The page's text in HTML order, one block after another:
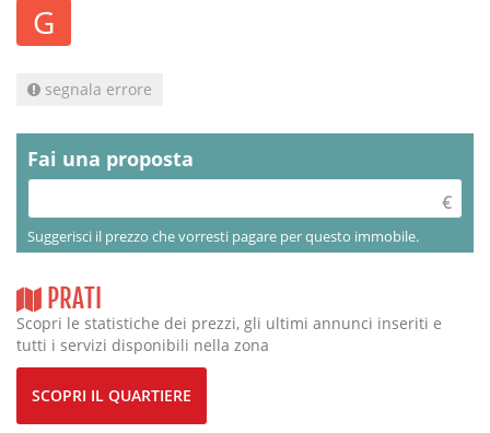
G
segnala errore
Fai una proposta
Suggerisci il prezzo che vorresti pagare per questo immobile.
PRATI
Scopri le statistiche dei prezzi, gli ultimi annunci inseriti e
tutti i servizi disponibili nella zona
SCOPRI IL QUARTIERE